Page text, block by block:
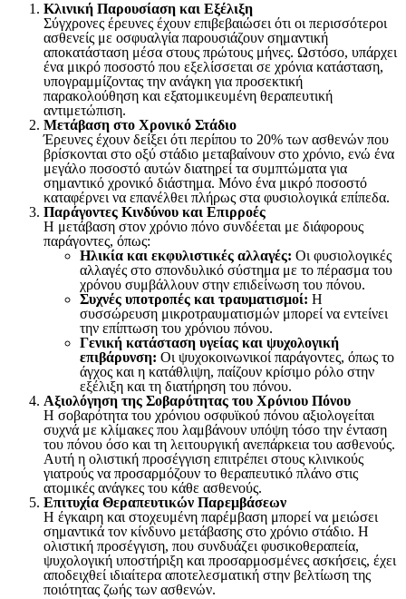
Κλινική Παρουσίαση και Εξέλιξη
Σύγχρονες έρευνες έχουν επιβεβαιώσει ότι οι περισσότεροι
ασθενείς με οσφυαλγία παρουσιάζουν σημαντική
αποκατάσταση μέσα στους πρώτους μήνες. Ωστόσο, υπάρχει
ένα μικρό ποσοστό που εξελίσσεται σε χρόνια κατάσταση,
υπογραμμίζοντας την ανάγκη για προσεκτική
παρακολούθηση και εξατομικευμένη θεραπευτική
αντιμετώπιση.
Μετάβαση στο Χρονικό Στάδιο
Έρευνες έχουν δείξει ότι περίπου το 20% των ασθενών που
βρίσκονται στο οξύ στάδιο μεταβαίνουν στο χρόνιο, ενώ ένα
μεγάλο ποσοστό αυτών διατηρεί τα συμπτώματα για
σημαντικό χρονικό διάστημα. Μόνο ένα μικρό ποσοστό
καταφέρνει να επανέλθει πλήρως στα φυσιολογικά επίπεδα.
Παράγοντες Κινδύνου και Επιρροές
Η μετάβαση στον χρόνιο πόνο συνδέεται με διάφορους
παράγοντες, όπως:
Ηλικία και εκφυλιστικές αλλαγές: Οι φυσιολογικές
αλλαγές στο σπονδυλικό σύστημα με το πέρασμα του
χρόνου συμβάλλουν στην επιδείνωση του πόνου.
Συχνές υποτροπές και τραυματισμοί: Η
συσσώρευση μικροτραυματισμών μπορεί να εντείνει
την επίπτωση του χρόνιου πόνου.
Γενική κατάσταση υγείας και ψυχολογική
επιβάρυνση: Οι ψυχοκοινωνικοί παράγοντες, όπως το
άγχος και η κατάθλιψη, παίζουν κρίσιμο ρόλο στην
εξέλιξη και τη διατήρηση του πόνου.
Αξιολόγηση της Σοβαρότητας του Χρόνιου Πόνου
Η σοβαρότητα του χρόνιου οσφυϊκού πόνου αξιολογείται
συχνά με κλίμακες που λαμβάνουν υπόψη τόσο την ένταση
του πόνου όσο και τη λειτουργική ανεπάρκεια του ασθενούς.
Αυτή η ολιστική προσέγγιση επιτρέπει στους κλινικούς
γιατρούς να προσαρμόζουν το θεραπευτικό πλάνο στις
ατομικές ανάγκες του κάθε ασθενούς.
Επιτυχία Θεραπευτικών Παρεμβάσεων
Η έγκαιρη και στοχευμένη παρέμβαση μπορεί να μειώσει
σημαντικά τον κίνδυνο μετάβασης στο χρόνιο στάδιο. Η
ολιστική προσέγγιση, που συνδυάζει φυσικοθεραπεία,
ψυχολογική υποστήριξη και προσαρμοσμένες ασκήσεις, έχει
αποδειχθεί ιδιαίτερα αποτελεσματική στην βελτίωση της
ποιότητας ζωής των ασθενών.